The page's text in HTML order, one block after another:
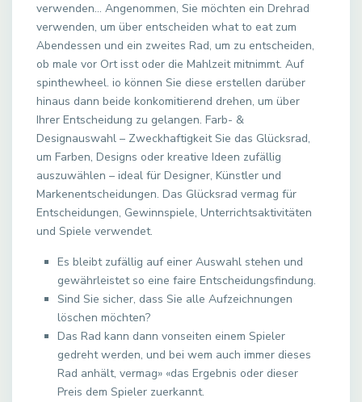
verwenden… Angenommen, Sie möchten ein Drehrad
verwenden, um über entscheiden what to eat zum
Abendessen und ein zweites Rad, um zu entscheiden,
ob male vor Ort isst oder die Mahlzeit mitnimmt. Auf
spinthewheel. io können Sie diese erstellen darüber
hinaus dann beide konkomitierend drehen, um über
Ihrer Entscheidung zu gelangen. Farb- &
Designauswahl – Zweckhaftigkeit Sie das Glücksrad,
um Farben, Designs oder kreative Ideen zufällig
auszuwählen – ideal für Designer, Künstler und
Markenentscheidungen. Das Glücksrad vermag für
Entscheidungen, Gewinnspiele, Unterrichtsaktivitäten
und Spiele verwendet.
Es bleibt zufällig auf einer Auswahl stehen und
gewährleistet so eine faire Entscheidungsfindung.
Sind Sie sicher, dass Sie alle Aufzeichnungen
löschen möchten?
Das Rad kann dann vonseiten einem Spieler
gedreht werden, und bei wem auch immer dieses
Rad anhält, vermag» «das Ergebnis oder dieser
Preis dem Spieler zuerkannt.